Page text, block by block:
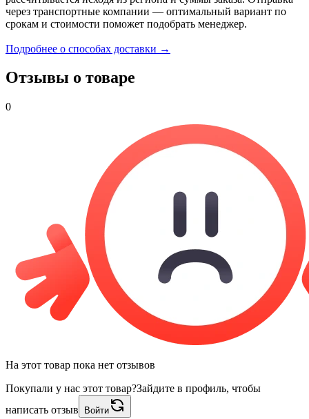
через транспортные компании — оптимальный вариант по
срокам и стоимости поможет подобрать менеджер.
Подробнее о способах доставки →
Отзывы о товаре
0
На этот товар пока нет отзывов
Покупали у нас этот товар?Зайдите в профиль, чтобы
написать отзыв
Войти